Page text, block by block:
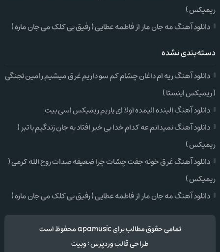
ریمیکس )
دانلود آهنگ مه جان مار از فاطمه عطایی ( رفیق بی کلک می جان ماره )
دسته‌بندی نشده
دانلود آهنگ ریه ام داغان چشام کم سو داریم غرق میشیم رامین تجنگی
( ریمیکس اینستا )
دانلود آهنگ الینده الیمده اولا ای یاریم ریمیکس اسی بیت
دانلود آهنگ نمیدانم عه کدام خدا بی خبر افتاد به جان زندگیم با تبر (
ریمیکس )
دانلود آهنگ غرق خونه جفت چشات چرا ضعیفه صدات روح الله کرمی (
ریمیکس )
دانلود آهنگ مه جان مار از فاطمه عطایی ( رفیق بی کلک می جان ماره )
تمامی حقوق مطالب برای apamusic محفوظ است
طراحی قالب وردپرس:وبیت